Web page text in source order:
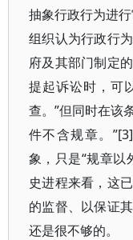
抽象行政行为进
组织认为行政行
府及其部门制定
提起诉讼时，可
查。”但同时在该
件不含规章。
象，只是“规章以
史进程来看，这
的监督、以保证
还是很不够的。